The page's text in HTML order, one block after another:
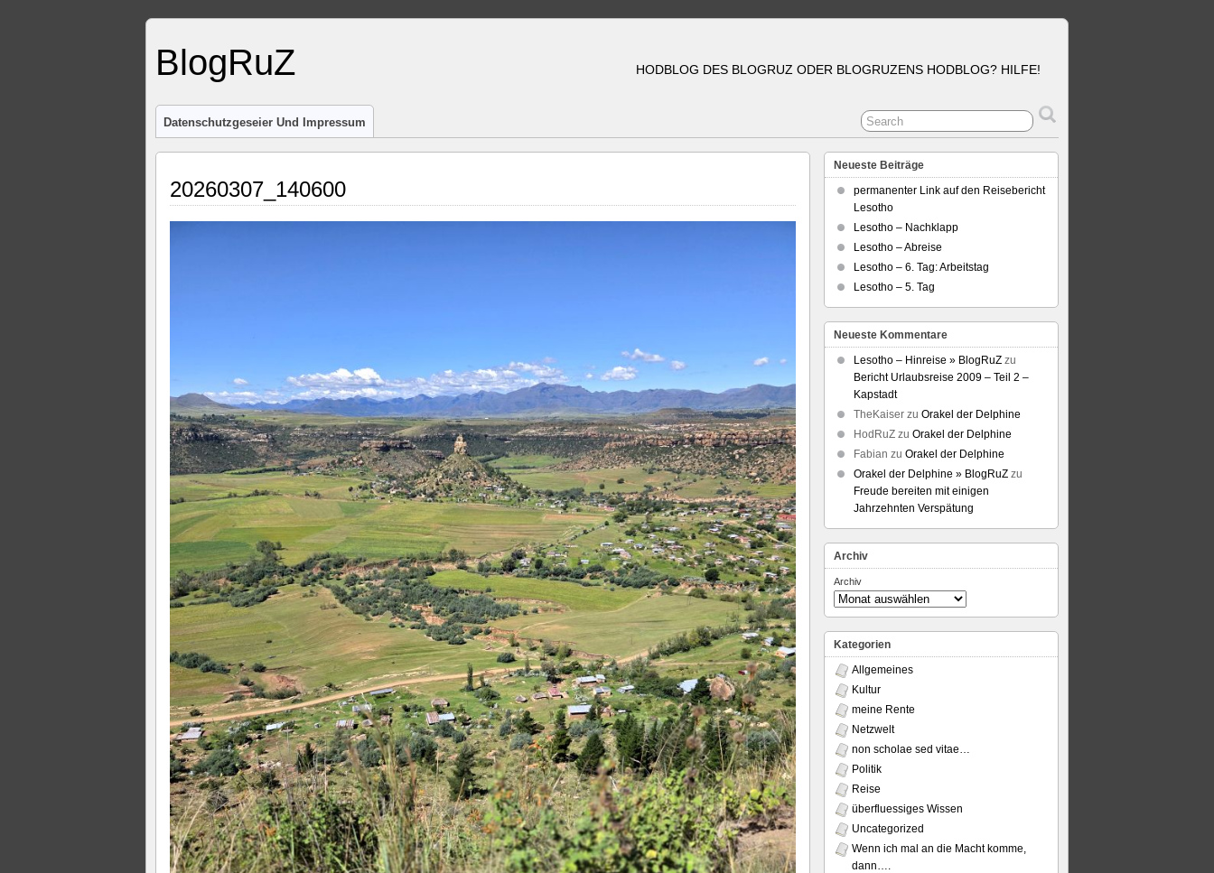
BlogRuZ HODBLOG DES BLOGRUZ ODER BLOGRUZENS HODBLOG? HILFE!
Datenschutzgeseier Und Impressum
20260307_140600
Neueste Beiträge
permanenter Link auf den Reisebericht
Lesotho
Lesotho – Nachklapp
Lesotho – Abreise
Lesotho – 6. Tag: Arbeitstag
Lesotho – 5. Tag
Neueste Kommentare
Lesotho – Hinreise » BlogRuZ zu
Bericht Urlaubsreise 2009 – Teil 2 –
Kapstadt
TheKaiser zu Orakel der Delphine
HodRuZ zu Orakel der Delphine
Fabian zu Orakel der Delphine
Orakel der Delphine » BlogRuZ zu
Freude bereiten mit einigen
Jahrzehnten Verspätung
Archiv
Archiv
Kategorien
Allgemeines
Kultur
meine Rente
Netzwelt
non scholae sed vitae…
Politik
Reise
überfluessiges Wissen
Uncategorized
Wenn ich mal an die Macht komme,
dann….